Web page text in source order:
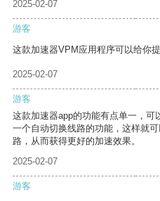
2025-02-07
游客
这款加速器VPM应用程序可以给你
2025-02-07
游客
这款加速器app的功能有点单一，可
一个自动切换线路的功能，这样就
路，从而获得更好的加速效果。
2025-02-07
游客